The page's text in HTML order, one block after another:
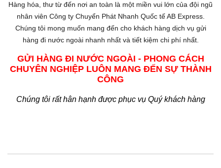
Hàng hóa, thư từ đến nơi an toàn là một miền vui lớn của đội ngũ
nhân viên Công ty Chuyển Phát Nhanh Quốc tế AB Express.
Chúng tôi mong muốn mang đến cho khách hàng dịch vụ gửi
hàng đi nước ngoài nhanh nhất và tiết kiệm chi phí nhất.
GỬI HÀNG ĐI NƯỚC NGOÀI - PHONG CÁCH
CHUYÊN NGHIỆP LUÔN MANG ĐẾN SỰ THÀNH
CÔNG
Chúng tôi rất hân hạnh được phục vụ Quý khách hàng